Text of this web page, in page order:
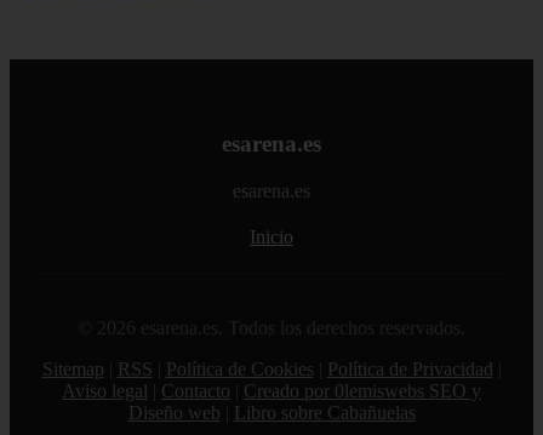
esarena.es
esarena.es
Inicio
© 2026 esarena.es. Todos los derechos reservados.
Sitemap
RSS Política de Cookies Política de Privacidad
Aviso legal
Contacto
Creado por 0lemiswebs SEO y
Diseño web
Libro sobre Cabañuelas